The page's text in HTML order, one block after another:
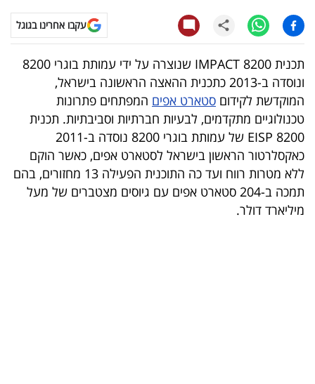
ויראלי
טלוויזיה
עסקי
ספורט
קריירה
ולימודים
מינויים
עקבו אחרינו בגוגל
תכנית 8200 IMPACT שנוצרה על ידי עמותת בוגרי 8200
ונוסדה ב-2013 כתכנית ההאצה הראשונה בישראל,
המוקדשת לקידום סטארט אפים המפתחים פתרונות
טכנולוגיים מתקדמים, לבעיות חברתיות וסביבתיות. תכנית
8200 EISP של עמותת בוגרי 8200 נוסדה ב-2011
כאקסלרטור הראשון בישראל לסטארט אפים, כאשר הוקם
ללא מטרות רווח ועד כה התוכנית הפעילה 13 מחזורים, בהם
תמכה ב-204 סטארט אפים עם גיוסים מצטברים של מעל
מיליארד דולר.